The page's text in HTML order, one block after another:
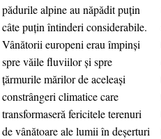
pădurile alpine au năpădit puţin
câte puţin întinderi considerabile.
Vânătorii europeni erau împinşi
spre văile fluviilor şi spre
ţărmurile mărilor de aceleaşi
constrângeri climatice care
transformaseră fericitele terenuri
de vânătoare ale lumii în deşerturi